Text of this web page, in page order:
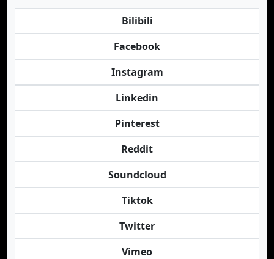
Bilibili
Facebook
Instagram
Linkedin
Pinterest
Reddit
Soundcloud
Tiktok
Twitter
Vimeo